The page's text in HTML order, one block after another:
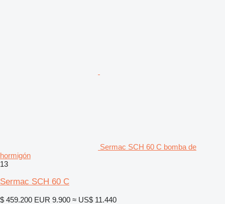
Sermac SCH 60 C bomba de
hormigón
13
Sermac SCH 60 C
$ 459.200 EUR 9.900 ≈ US$ 11.440